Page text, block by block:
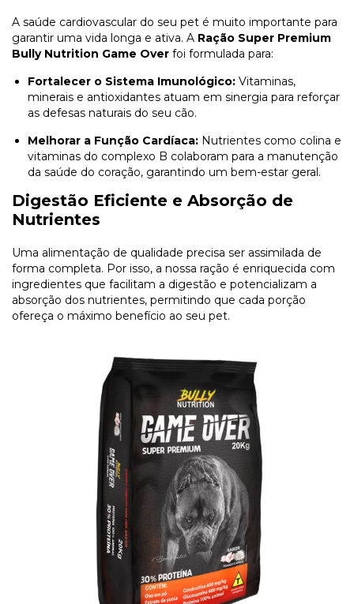
A saúde cardiovascular do seu pet é muito importante para
garantir uma vida longa e ativa. A Ração Super Premium
Bully Nutrition Game Over foi formulada para:
Fortalecer o Sistema Imunológico: Vitaminas,
minerais e antioxidantes atuam em sinergia para reforçar
as defesas naturais do seu cão.
Melhorar a Função Cardíaca: Nutrientes como colina e
vitaminas do complexo B colaboram para a manutenção
da saúde do coração, garantindo um bem-estar geral.
Digestão Eficiente e Absorção de
Nutrientes
Uma alimentação de qualidade precisa ser assimilada de
forma completa. Por isso, a nossa ração é enriquecida com
ingredientes que facilitam a digestão e potencializam a
absorção dos nutrientes, permitindo que cada porção
ofereça o máximo benefício ao seu pet.